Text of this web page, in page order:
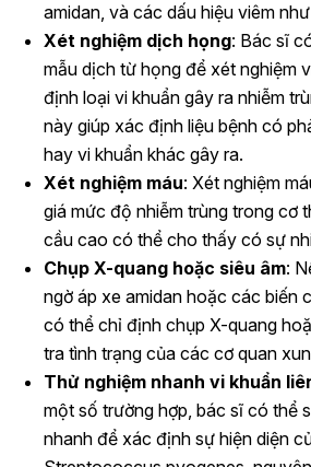
amidan, và các dấu hiệu viêm
Xét nghiệm dịch họng: Bác sĩ
mẫu dịch từ họng để xét nghiệm
định loại vi khuẩn gây ra nhiễm
này giúp xác định liệu bệnh có
hay vi khuẩn khác gây ra.
Xét nghiệm máu: Xét nghiệm
giá mức độ nhiễm trùng trong cơ
cầu cao có thể cho thấy có sự
Chụp X-quang hoặc siêu âm:
ngờ áp xe amidan hoặc các biến
có thể chỉ định chụp X-quang
tra tình trạng của các cơ quan
Thử nghiệm nhanh vi khuẩn
một số trường hợp, bác sĩ có thể
nhanh để xác định sự hiện diện